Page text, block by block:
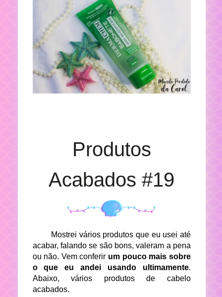
Produtos
Acabados #19
Mostrei vários produtos que eu usei até
acabar, falando se são bons, valeram a pena
ou não. Vem conferir um pouco mais sobre
o que eu andei usando ultimamente.
Abaixo, vários produtos de cabelo
acabados.